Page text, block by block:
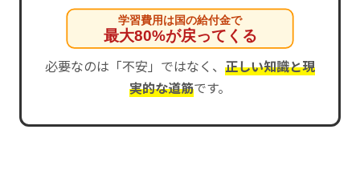
学習費用は国の給付金で
最大80%が戻ってくる
必要なのは「不安」ではなく、 正しい知識と現
実的な道筋です。